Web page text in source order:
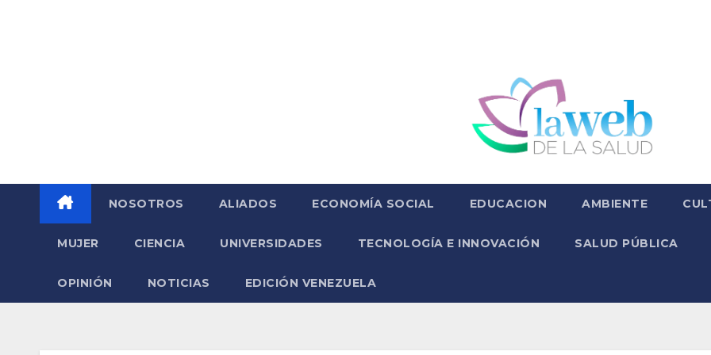
NOSOTROS ALIADOS ECONOMÍA SOCIAL EDUCACION AMBIENTE
MUJER CIENCIA UNIVERSIDADES TECNOLOGÍA E INNOVACIÓN SALUD PÚBLICA
OPINIÓN NOTICIAS EDICIÓN VENEZUELA